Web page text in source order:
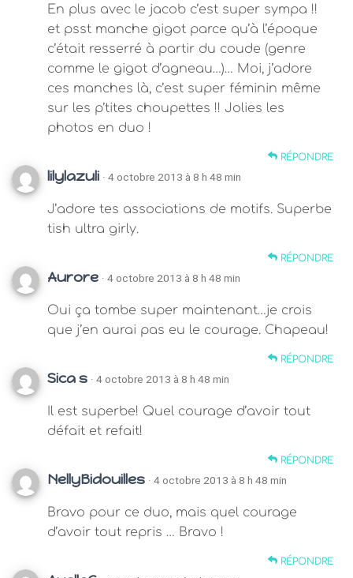
En plus avec le jacob c’est super sympa !!
et psst manche gigot parce qu’à l’époque
c’était resserré à partir du coude (genre
comme le gigot d’agneau…)… Moi, j’adore
ces manches là, c’est super féminin même
sur les p’tites choupettes !! Jolies les
photos en duo !
RÉPONDRE
lilylazuli · 4 octobre 2013 à 8 h 48 min
J’adore tes associations de motifs. Superbe
tish ultra girly.
RÉPONDRE
Aurore · 4 octobre 2013 à 8 h 48 min
Oui ça tombe super maintenant…je crois
que j’en aurai pas eu le courage. Chapeau!
RÉPONDRE
Sica s · 4 octobre 2013 à 8 h 48 min
Il est superbe! Quel courage d’avoir tout
défait et refait!
RÉPONDRE
NellyBidouilles · 4 octobre 2013 à 8 h 48 min
Bravo pour ce duo, mais quel courage
d’avoir tout repris … Bravo !
RÉPONDRE